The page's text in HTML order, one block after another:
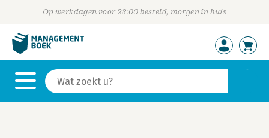
Op werkdagen voor 23:00 besteld, morgen in huis